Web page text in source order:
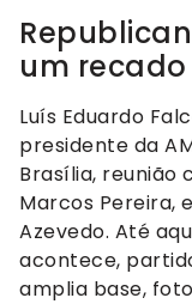
um
Luís Eduardo
presidente da
Brasília, reunião
Marcos Pereira,
Azevedo. Até
acontece,
amplia base,